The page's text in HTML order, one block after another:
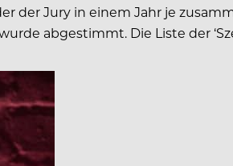
der Jury in einem Jahr je
abgestimmt. Die Liste der